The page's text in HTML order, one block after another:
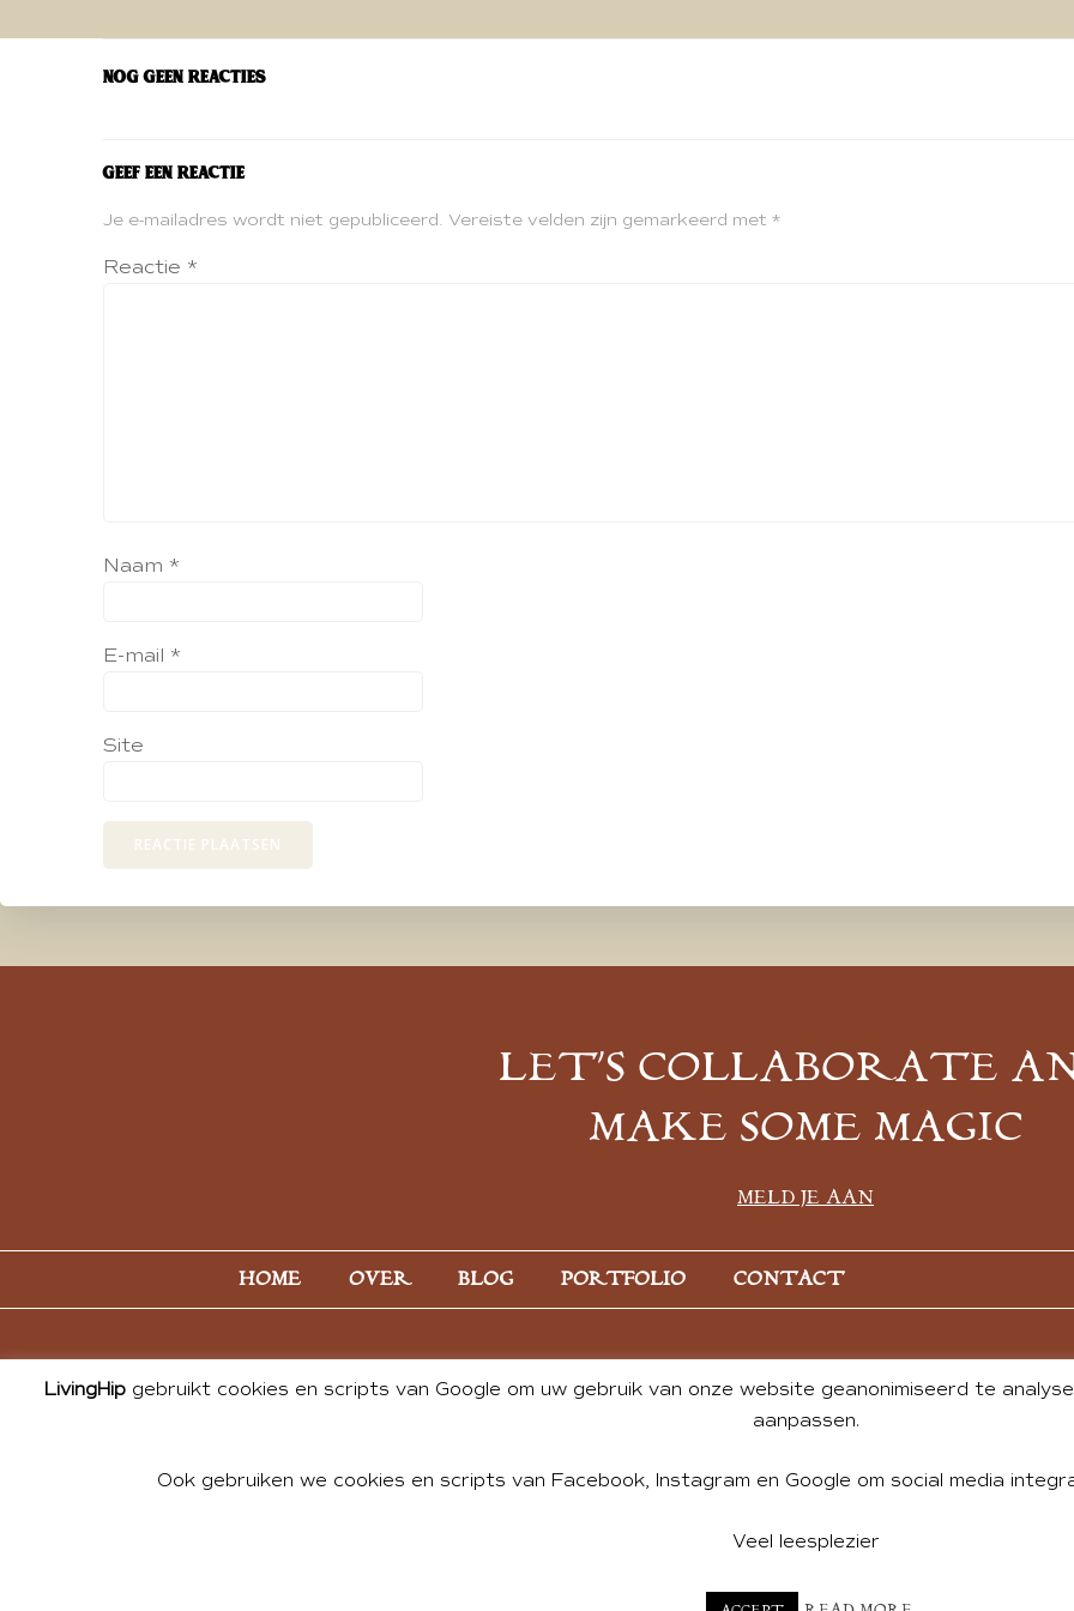
navigatie
Nog geen reacties
Geef een reactie
Je e-mailadres wordt niet gepubliceerd. Vereiste velden zijn gemarkeerd met *
Reactie *
Naam *
E-mail *
Site
LET’S COLLABORATE
MAKE SOME MAGIC
MELD JE AAN
HOME OVER BLOG PORTFOLIO CONTACT
© 2026 ALL PHOTOS & CONTENT BY ANDREA DE GROOT. WEBSITE DESIGN BY
LivingHip gebruikt cookies en scripts van Google om uw gebruik van onze website geanonimiseerd te
aanpassen.
Ook gebruiken we cookies en scripts van Facebook, Instagram en Google om social media
Veel leesplezier